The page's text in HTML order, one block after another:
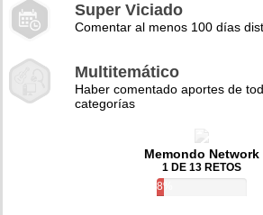
Super Viciado
Comentar al menos 100 días
Multitemático
Haber comentado aportes de
categorías
Memondo Network
1 DE 13 RETOS
8%